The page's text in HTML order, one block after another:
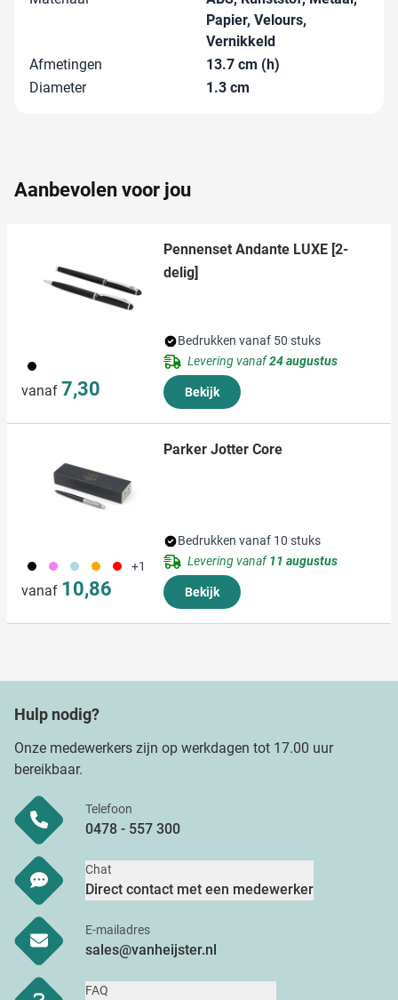
en om ons websiteverkeer te analyseren. Ook delen we
informatie over uw gebruik van onze site met onze
partners voor social media, adverteren en analyse. Deze
partners kunnen deze gegevens combineren met andere
Papier, Velours,
Vernikkeld
Afmetingen
13.7 cm (h)
Diameter
1.3 cm
Aanbevolen voor jou
001
vanaf 7,30
Pennenset Andante LUXE [2-
delig]
Bedrukken vanaf 50 stuks
Levering vanaf24 augustus
Bekijk
001 354 018 007 008 +1
vanaf 10,86
Parker Jotter Core
Bedrukken vanaf 10 stuks
Levering vanaf11 augustus
Bekijk
Hulp nodig?
Onze medewerkers zijn op werkdagen tot 17.00 uur
bereikbaar.
Telefoon
0478 - 557 300
Chat
Direct contact met een medewerker
E-mailadres
sales@vanheijster.nl
FAQ